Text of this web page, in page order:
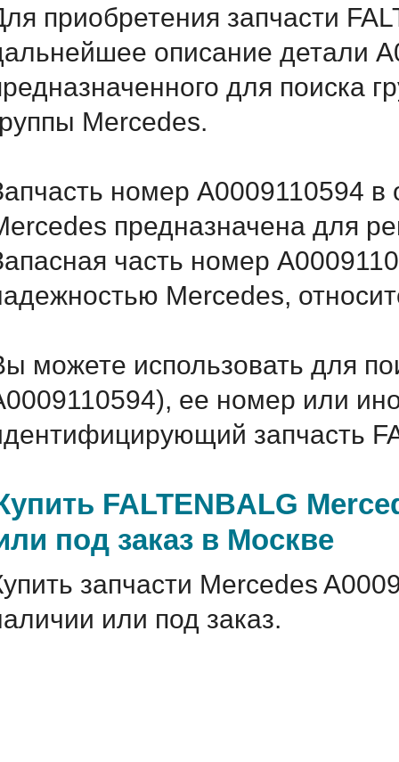
приобретения запчасти
описание детали
для поиска
Mercedes.
номер A0009110594 в
предназначена для
часть номер
Mercedes,
можете использовать для
ее номер или
запчасть
FALTENBALG
под заказ в Москве
запчасти Mercedes
или под заказ.